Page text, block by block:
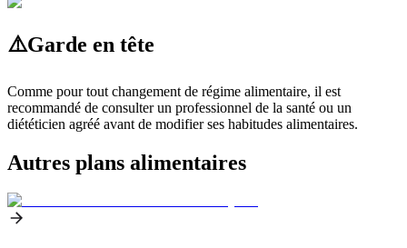
⚠️Garde en tête
Comme pour tout changement de régime alimentaire, il est
recommandé de consulter un professionnel de la santé ou un
diététicien agréé avant de modifier ses habitudes alimentaires.
Autres plans alimentaires